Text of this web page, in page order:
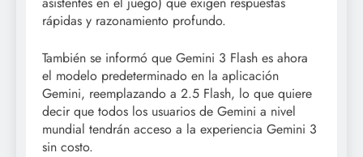
rápidas y razonamiento profundo.
También se informó que Gemini 3 Flash es ahora
el modelo predeterminado en la aplicación
Gemini, reemplazando a 2.5 Flash, lo que quiere
decir que todos los usuarios de Gemini a nivel
mundial tendrán acceso a la experiencia Gemini 3
sin costo.